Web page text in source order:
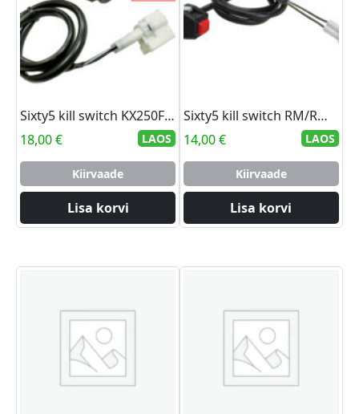
Sixty5 kill switch KX250F 17-18/ KX450F 16-18
18,00€ LAOS
Kiirvaade
Lisa korvi
Sixty5 kill switch RM/RM-Z
14,00€ LAOS
Kiirvaade
Lisa korvi